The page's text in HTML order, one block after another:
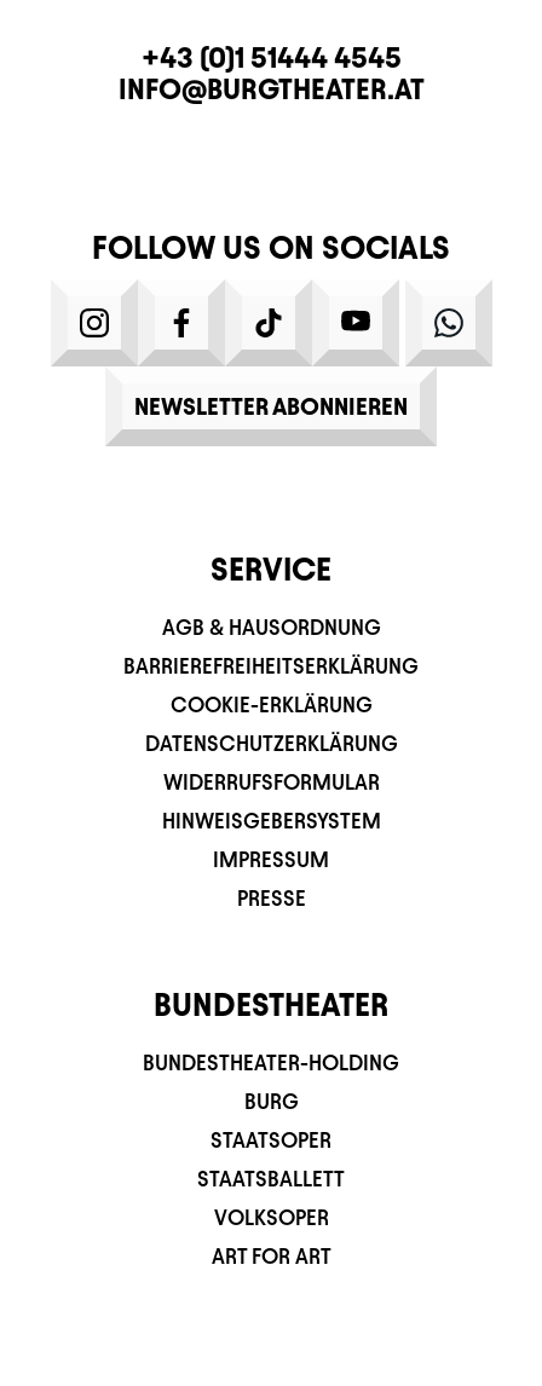
CONTACTTELEPHONE
+43 (0)1 51444 4545
E-MAIL
INFO@BURGTHEATER.AT
FOLLOW US ON SOCIALS
INSTAGRAMFACEBOOKTIKTOK YOUTUBE
NEWSLETTER ABONNIEREN
SERVICE
AGB & HAUSORDNUNG
BARRIEREFREIHEITSERKLÄRUNG
COOKIE-ERKLÄRUNG
DATENSCHUTZERKLÄRUNG
WIDERRUFSFORMULAR
HINWEISGEBERSYSTEM
IMPRESSUM
PRESSE
BUNDESTHEATER
BUNDESTHEATER-HOLDING
BURG
STAATSOPER
STAATSBALLETT
VOLKSOPER
ART FOR ART